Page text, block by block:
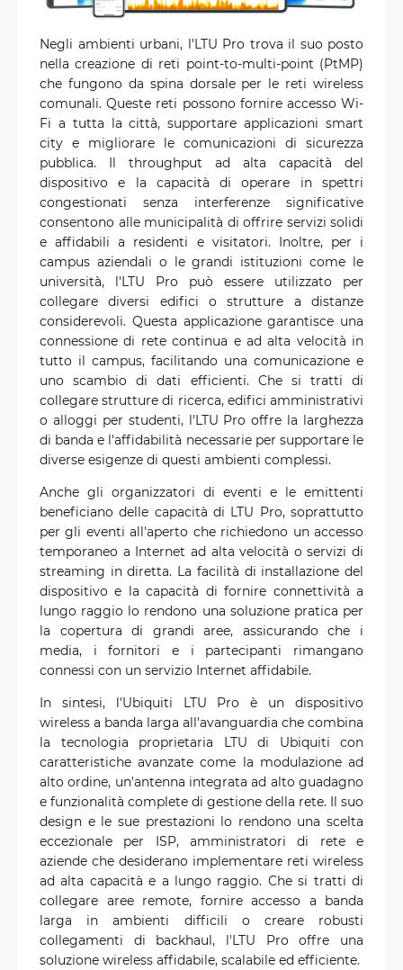
Negli ambienti urbani, l'LTU Pro trova il suo posto
nella creazione di reti point-to-multi-point (PtMP)
che fungono da spina dorsale per le reti wireless
comunali. Queste reti possono fornire accesso Wi-
Fi a tutta la città, supportare applicazioni smart
city e migliorare le comunicazioni di sicurezza
pubblica. Il throughput ad alta capacità del
dispositivo e la capacità di operare in spettri
congestionati senza interferenze significative
consentono alle municipalità di offrire servizi solidi
e affidabili a residenti e visitatori. Inoltre, per i
campus aziendali o le grandi istituzioni come le
università, l'LTU Pro può essere utilizzato per
collegare diversi edifici o strutture a distanze
considerevoli. Questa applicazione garantisce una
connessione di rete continua e ad alta velocità in
tutto il campus, facilitando una comunicazione e
uno scambio di dati efficienti. Che si tratti di
collegare strutture di ricerca, edifici amministrativi
o alloggi per studenti, l'LTU Pro offre la larghezza
di banda e l'affidabilità necessarie per supportare le
diverse esigenze di questi ambienti complessi.
Anche gli organizzatori di eventi e le emittenti
beneficiano delle capacità di LTU Pro, soprattutto
per gli eventi all'aperto che richiedono un accesso
temporaneo a Internet ad alta velocità o servizi di
streaming in diretta. La facilità di installazione del
dispositivo e la capacità di fornire connettività a
lungo raggio lo rendono una soluzione pratica per
la copertura di grandi aree, assicurando che i
media, i fornitori e i partecipanti rimangano
connessi con un servizio Internet affidabile.
In sintesi, l'Ubiquiti LTU Pro è un dispositivo
wireless a banda larga all'avanguardia che combina
la tecnologia proprietaria LTU di Ubiquiti con
caratteristiche avanzate come la modulazione ad
alto ordine, un'antenna integrata ad alto guadagno
e funzionalità complete di gestione della rete. Il suo
design e le sue prestazioni lo rendono una scelta
eccezionale per ISP, amministratori di rete e
aziende che desiderano implementare reti wireless
ad alta capacità e a lungo raggio. Che si tratti di
collegare aree remote, fornire accesso a banda
larga in ambienti difficili o creare robusti
collegamenti di backhaul, l'LTU Pro offre una
soluzione wireless affidabile, scalabile ed efficiente.